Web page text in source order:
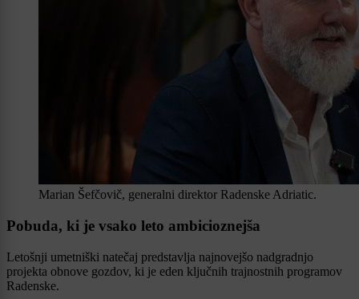
Marian Šefčovič, generalni direktor Radenske Adriatic.
Pobuda, ki je vsako leto ambicioznejša
Letošnji umetniški natečaj predstavlja najnovejšo nadgradnjo
projekta obnove gozdov, ki je eden ključnih trajnostnih programov
Radenske.